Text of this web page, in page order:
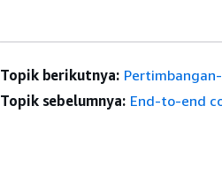
Topik berikutnya:
Topik sebelumnya: End-to-end